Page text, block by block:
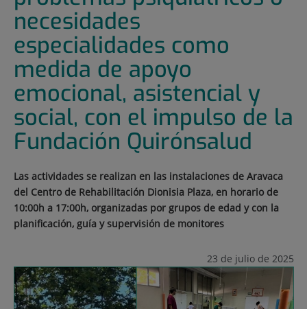
necesidades
especialidades como
medida de apoyo
emocional, asistencial y
social, con el impulso de la
Fundación Quirónsalud
Las actividades se realizan en las instalaciones de Aravaca
del Centro de Rehabilitación Dionisia Plaza, en horario de
10:00h a 17:00h, organizadas por grupos de edad y con la
planificación, guía y supervisión de monitores
23 de julio de 2025